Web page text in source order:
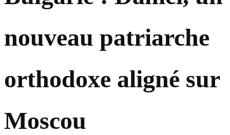
nouveau patriarche
orthodoxe aligné sur
Moscou